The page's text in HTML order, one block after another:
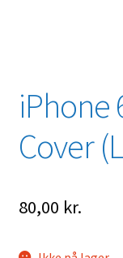
iPhone
Cover
80,00 kr.